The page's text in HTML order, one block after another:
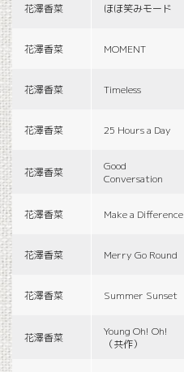
花澤香菜 ほほ笑みモード
花澤香菜 MOMENT
花澤香菜 Timeless
花澤香菜 25 Hours a Day
花澤香菜
Good
Conversation
花澤香菜 Make a Difference
花澤香菜 Merry Go Round
花澤香菜 Summer Sunset
花澤香菜
Young Oh! Oh!
（共作）